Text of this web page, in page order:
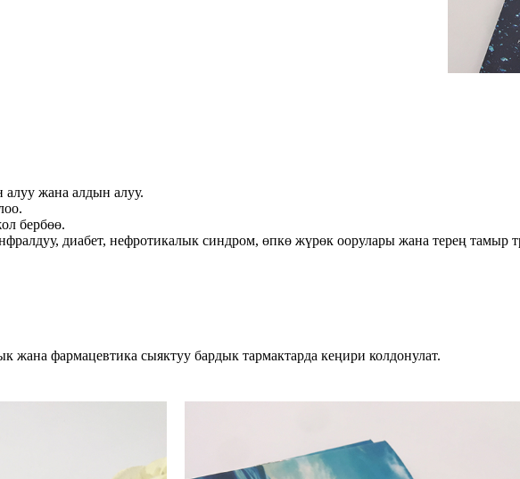
жана алдын алуу.
бербөө.
диабет, нефротикалык синдром, өпкө жүрөк оорулары жана терең тамыр
жана фармацевтика сыяктуу бардык тармактарда кеңири колдонулат.